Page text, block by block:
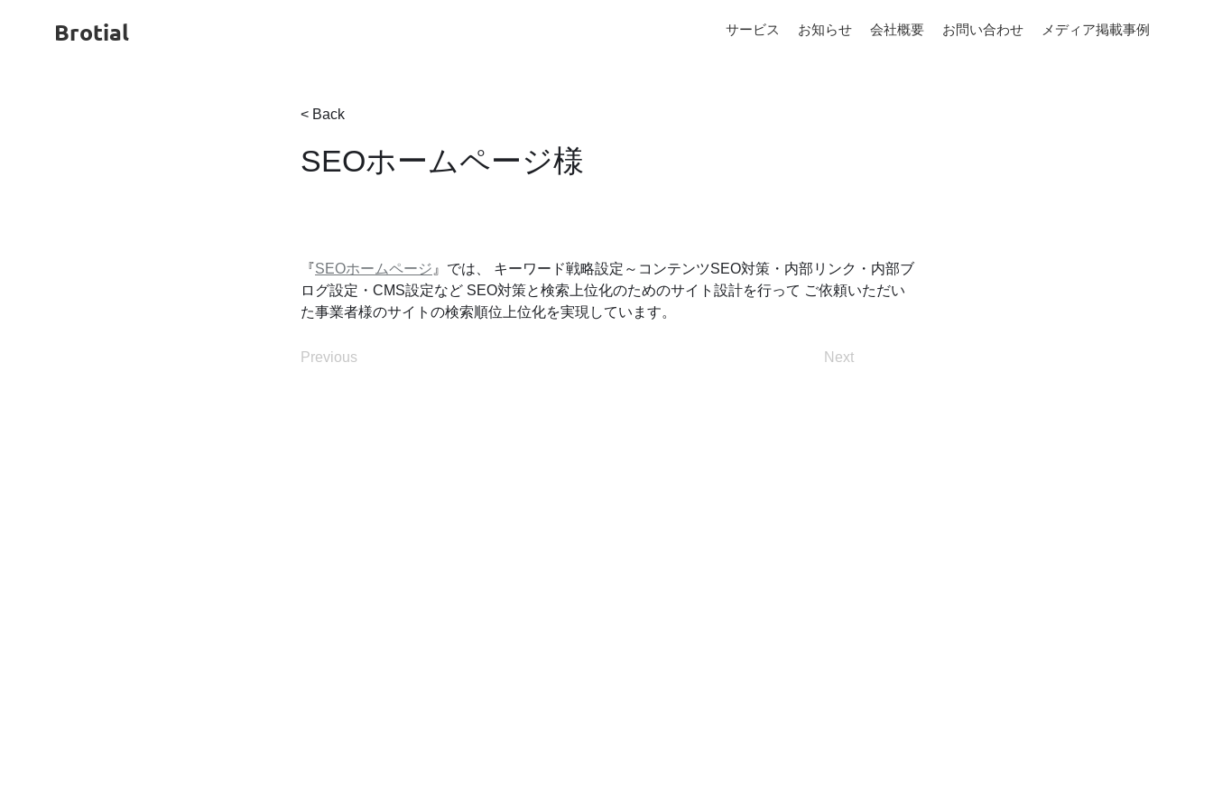
Brotial サービス お知らせ 会社概要 お問い合わせ メディア掲載事例
< Back
SEOホームページ様
『SEOホームページ 』では、 キーワード戦略設定～コンテンツSEO対策・内部リンク・内部ブ
ログ設定・CMS設定など SEO対策と検索上位化のためのサイト設計を行って ご依頼いただい
た事業者様のサイトの検索順位上位化を実現しています。
Previous Next